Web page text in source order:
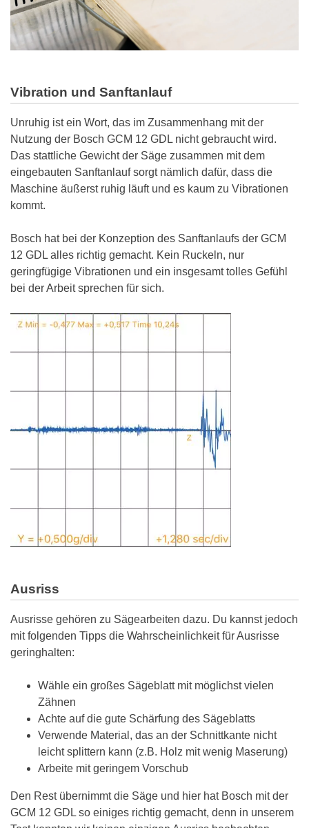
Vibration und Sanftanlauf
Unruhig ist ein Wort, das im Zusammenhang mit der
Nutzung der Bosch GCM 12 GDL nicht gebraucht wird.
Das stattliche Gewicht der Säge zusammen mit dem
eingebauten Sanftanlauf sorgt nämlich dafür, dass die
Maschine äußerst ruhig läuft und es kaum zu Vibrationen
kommt.
Bosch hat bei der Konzeption des Sanftanlaufs der GCM
12 GDL alles richtig gemacht. Kein Ruckeln, nur
geringfügige Vibrationen und ein insgesamt tolles Gefühl
bei der Arbeit sprechen für sich.
Ausriss
Ausrisse gehören zu Sägearbeiten dazu. Du kannst jedoch
mit folgenden Tipps die Wahrscheinlichkeit für Ausrisse
geringhalten:
Wähle ein großes Sägeblatt mit möglichst vielen
Zähnen
Achte auf die gute Schärfung des Sägeblatts
Verwende Material, das an der Schnittkante nicht
leicht splittern kann (z.B. Holz mit wenig Maserung)
Arbeite mit geringem Vorschub
Den Rest übernimmt die Säge und hier hat Bosch mit der
GCM 12 GDL so einiges richtig gemacht, denn in unserem